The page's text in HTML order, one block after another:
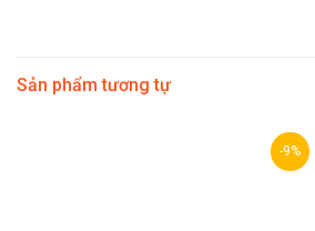
Sản phẩm tương tự
-9%